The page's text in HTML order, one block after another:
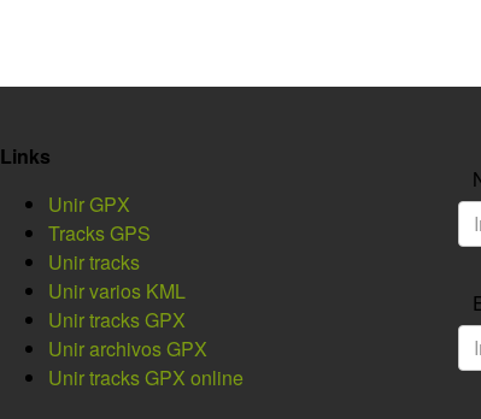
Links
Unir GPX
Tracks GPS
Unir tracks
Unir varios KML
Unir tracks GPX
Unir archivos GPX
Unir tracks GPX online